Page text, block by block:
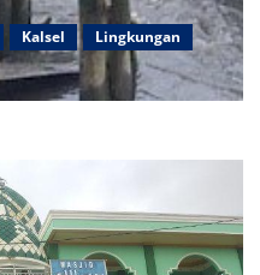
Kalsel
Lingkungan